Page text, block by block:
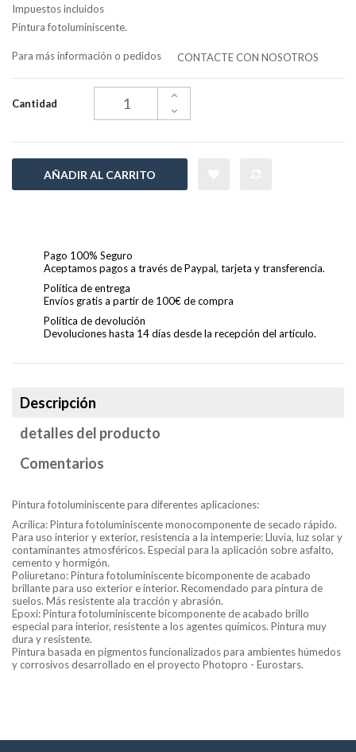
Impuestos incluidos
Pintura fotoluminiscente.
Para más información o pedidos CONTACTE CON NOSOTROS
Cantidad
AÑADIR AL CARRITO
Pago 100% Seguro
Aceptamos pagos a través de Paypal, tarjeta y transferencia.
Política de entrega
Envíos gratis a partir de 100€ de compra
Política de devolución
Devoluciones hasta 14 días desde la recepción del artículo.
Descripción
detalles del producto
Comentarios
Pintura fotoluminiscente para diferentes aplicaciones:
Acrílica: Pintura fotoluminiscente monocomponente de secado rápido.
Para uso interior y exterior, resistencia a la intemperie: Lluvia, luz solar y
contaminantes atmosféricos. Especial para la aplicación sobre asfalto,
cemento y hormigón.
Poliuretano: Pintura fotoluminiscente bicomponente de acabado
brillante para uso exterior e interior. Recomendado para pintura de
suelos. Más resistente ala tracción y abrasión.
Epoxi: Pintura fotoluminiscente bicomponente de acabado brillo
especial para interior, resistente a los agentes químicos. Pintura muy
dura y resistente.
Pintura basada en pigmentos funcionalizados para ambientes húmedos
y corrosivos desarrollado en el proyecto Photopro - Eurostars.